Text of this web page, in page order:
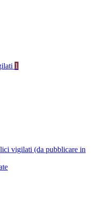
1
vigilati (da pubblicare in